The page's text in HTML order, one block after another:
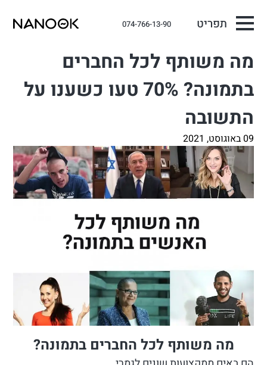
תפריט 074-766-13-90
מה משותף לכל החברים
בתמונה? 70% טעו כשענו על
התשובה
09 באוגוסט, 2021
מה משותף לכל החברים בתמונה?